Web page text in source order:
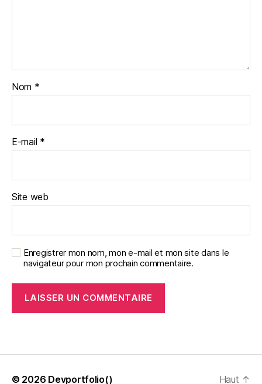
Nom *
E-mail *
Site web
Enregistrer mon nom, mon e-mail et mon site dans le
navigateur pour mon prochain commentaire.
© 2026 Devportfolio() Haut ↑